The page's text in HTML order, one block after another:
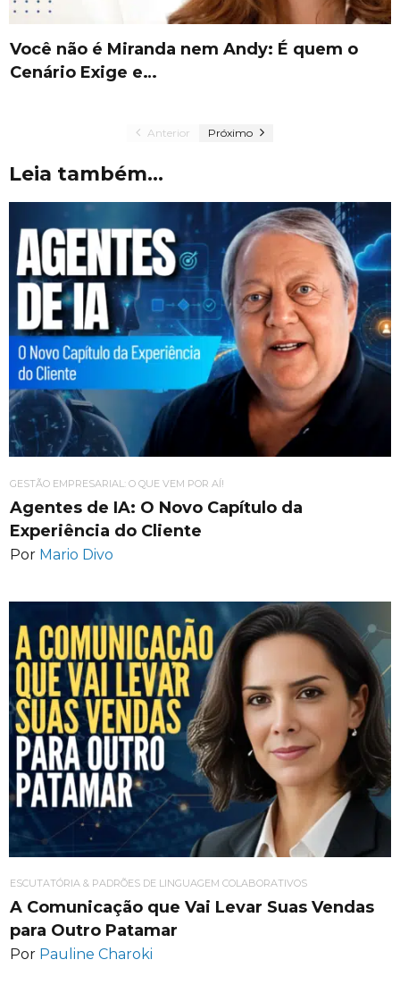
Você não é Miranda nem Andy: É quem o
Cenário Exige e…
Anterior Próximo
Leia também...
GESTÃO EMPRESARIAL: O QUE VEM POR AÍ!
Agentes de IA: O Novo Capítulo da
Experiência do Cliente
Por Mario Divo
ESCUTATÓRIA & PADRÕES DE LINGUAGEM COLABORATIVOS
A Comunicação que Vai Levar Suas Vendas
para Outro Patamar
Por Pauline Charoki